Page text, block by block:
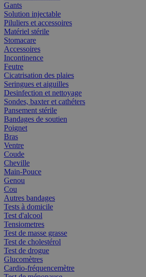
Gants
Solution injectable
Piluliers et accessoires
Matériel stérile
Stomacare
Accessoires
Incontinence
Feutre
Cicatrisation des plaies
Seringues et aiguilles
Desinfection et nettoyage
Sondes, baxter et cathéters
Pansement stérile
Bandages de soutien
Poignet
Bras
Ventre
Coude
Cheville
Main-Pouce
Genou
Cou
Autres bandages
Tests à domicile
Test d'alcool
Tensiometres
Test de masse grasse
Test de cholestérol
Test de drogue
Glucomètres
Cardio-fréquencemètre